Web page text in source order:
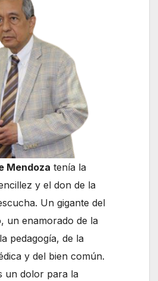
Mendoza tenía la
y el don de la
Un gigante del
un enamorado de la
pedagogía, de la
y del bien común.
un dolor para la